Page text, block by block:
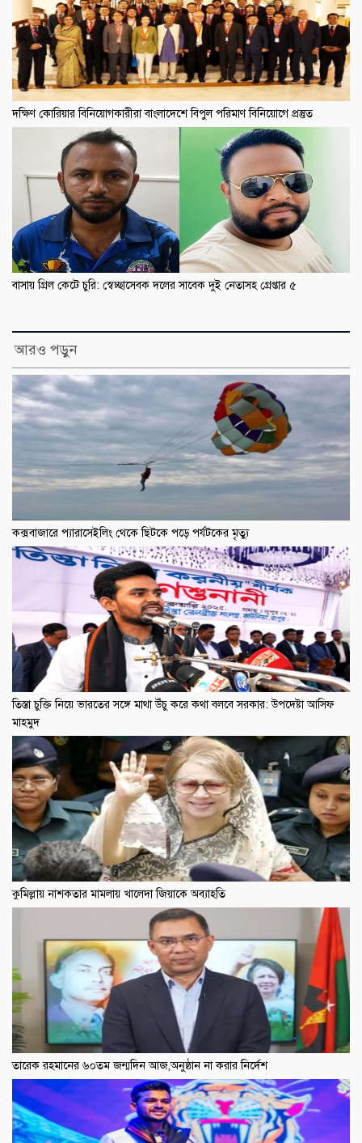
দক্ষিণ কোরিয়ার বিনিয়োগকারীরা বাংলাদেশে বিপুল পরিমাণ বিনিয়োগে প্রস্তুত
বাসায় গ্রিল কেটে চুরি: স্বেচ্ছাসেবক দলের সাবেক দুই নেতাসহ গ্রেপ্তার ৫
আরও পড়ুন
কক্সবাজারে প্যারাসেইলিং থেকে ছিটকে পড়ে পর্যটকের মৃত্যু
তিস্তা চুক্তি নিয়ে ভারতের সঙ্গে মাথা উঁচু করে কথা বলবে সরকার: উপদেষ্টা আসিফ
মাহমুদ
কুমিল্লায় নাশকতার মামলায় খালেদা জিয়াকে অব্যাহতি
তারেক রহমানের ৬০তম জন্মদিন আজ,অনুষ্ঠান না করার নির্দেশ